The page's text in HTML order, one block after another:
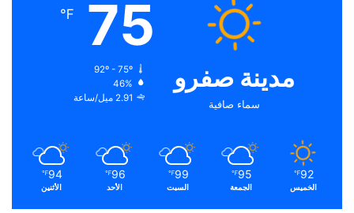
مدينة صفرو
سماء صافية
75
℉
92º - 75º
46%
2.91 ميل/ساعة
92
℉
الخميس
95
℉
الجمعة
99
℉
السبت
96
℉
الأحد
94
℉
الأثنين